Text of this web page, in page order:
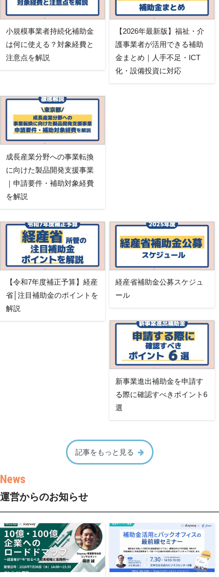
小規模事業者持続化補助金
は何に使える？対象経費と
注意点を解説
【2026年最新版】福祉・介
護事業者が活用できる補助
金まとめ｜人手不足・ICT
化・設備投資に対応
成長産業分野への事業転換
に向けた製品開発支援事業
｜申請要件・補助対象経費
を解説
【令和7年度補正予算】経産
省│注目補助金のポイントを
解説
経産省補助金公募スケジュ
ール
新事業進出補助金を申請す
る際に確認すべきポイント6
選
記事をもっと見る
運営からのお知らせ